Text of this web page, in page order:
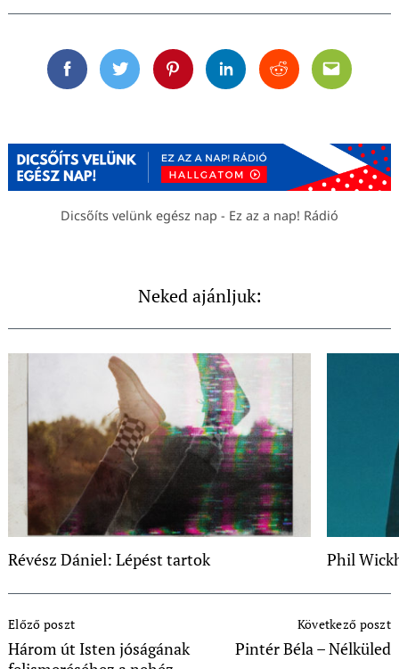
FacebookTwitterPinterestLinkedinRedditEmail
Dicsőíts velünk egész nap - Ez az a nap! Rádió
Neked ajánljuk:
Révész Dániel: Lépést tartok Phil
Navigation
Előző poszt
Három út Isten jóságának
Következő poszt
Pintér Béla – Nélküled